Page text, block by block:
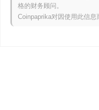
在过去7天里,Takyon 上涨了
后。
格的财务顾问。
Coinpaprika对因使用此信息